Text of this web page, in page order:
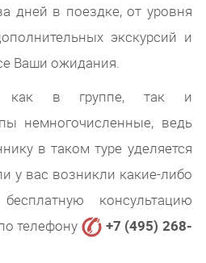
дней в поездке, от уровня
экскурсий и
Ваши ожидания.
как в группе, так и
немногочисленные, ведь
в таком туре уделяется
у вас возникли какие-либо
консультацию
телефону
+7 (495) 268-